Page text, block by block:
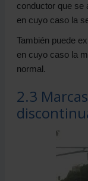
conductor que se
en cuyo caso la
También puede
en cuyo caso la
normal.
2.3